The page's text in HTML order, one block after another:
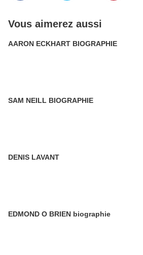
Vous aimerez aussi
AARON ECKHART BIOGRAPHIE
SAM NEILL BIOGRAPHIE
DENIS LAVANT
EDMOND O BRIEN biographie